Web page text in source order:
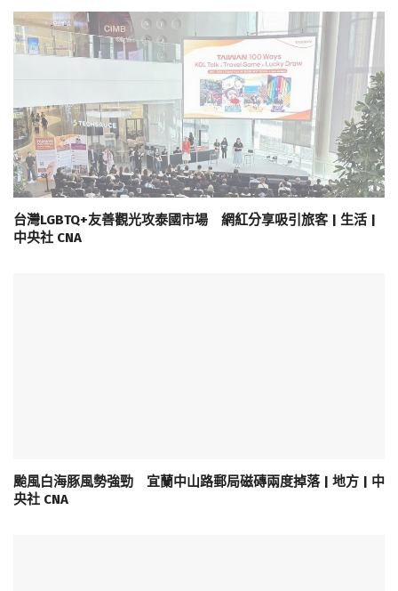
台灣LGBTQ+友善觀光攻泰國市場 網紅分享吸引旅客 | 生活 |
中央社 CNA
颱風白海豚風勢強勁 宜蘭中山路郵局磁磚兩度掉落 | 地方 | 中
央社 CNA